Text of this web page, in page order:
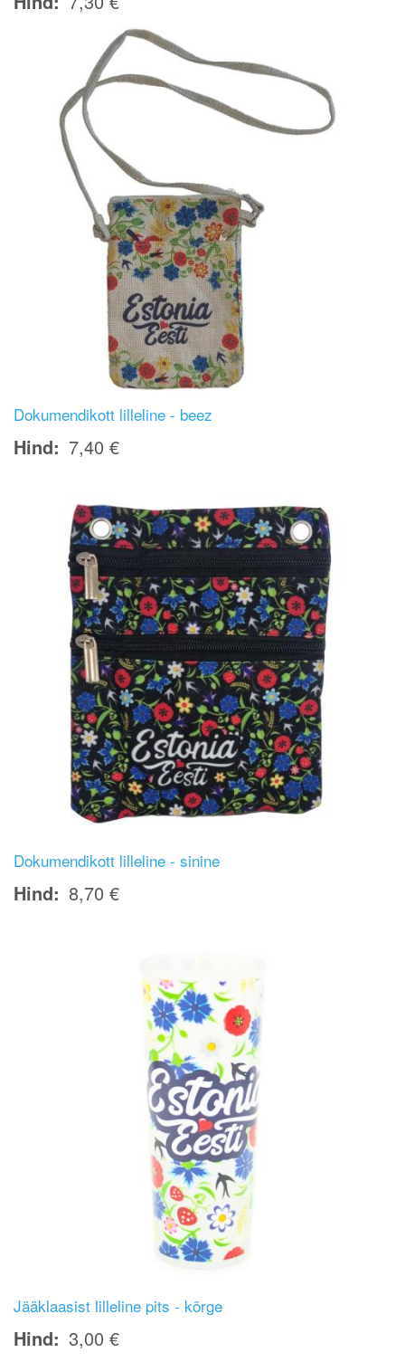
Dokumendikott lilleline - beez
Hind 7,40 €
Dokumendikott lilleline - sinine
Hind 8,70 €
Jääklaasist lilleline pits - kõrge
Hind 3,00 €